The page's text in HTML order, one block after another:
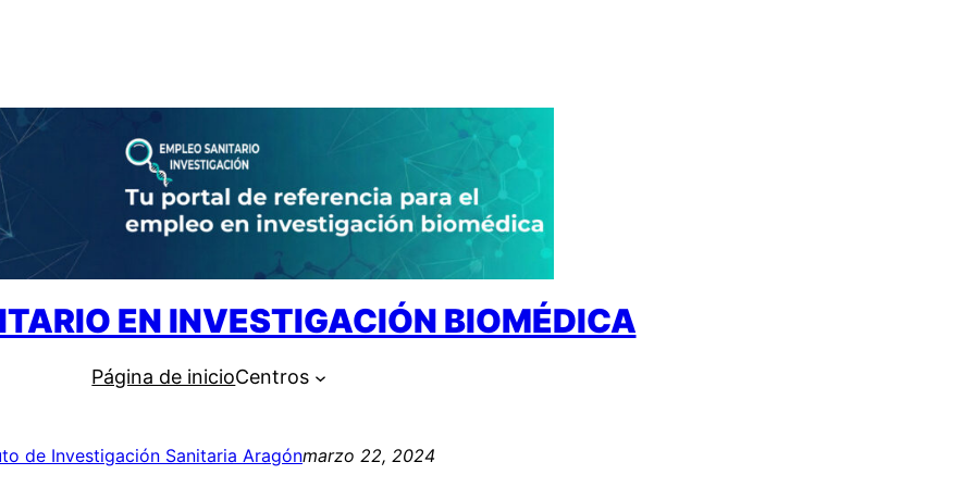
EN INVESTIGACIÓN BIOMÉDICA
Página de inicioCentros
de Investigación Sanitaria Aragónmarzo 22, 2024